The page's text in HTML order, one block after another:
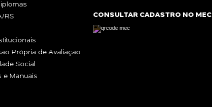
RS
Própria de Avaliação
Social
e Manuais
CONSULTAR CADASTRO NO MEC